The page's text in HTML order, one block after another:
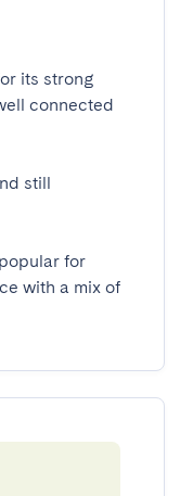
its strong
connected
still
for
with a mix of